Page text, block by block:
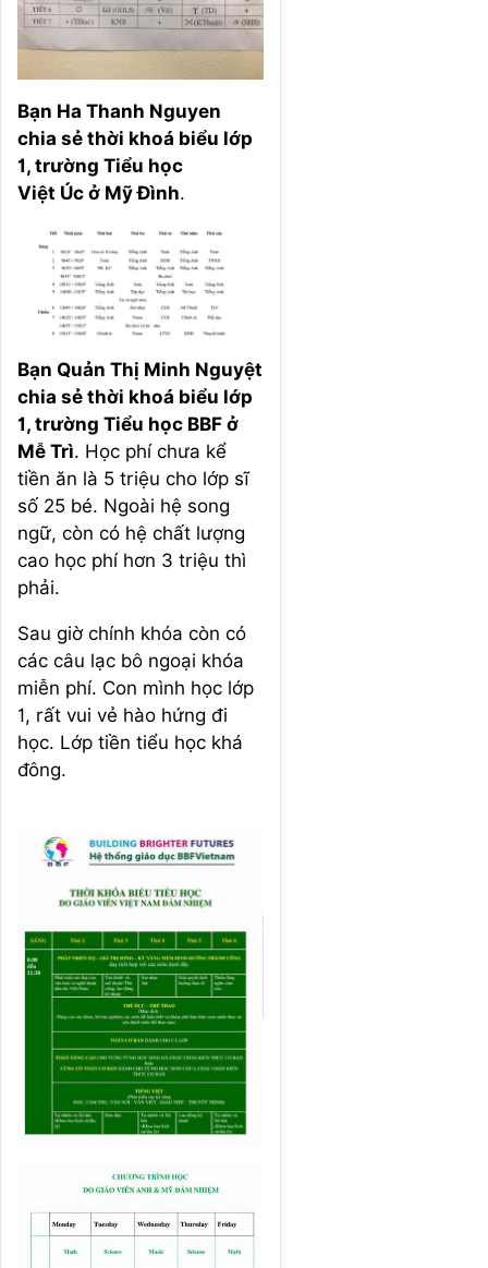
Bạn Ha Thanh Nguyen
chia sẻ thời khoá biểu lớp
1, trường Tiểu học
Việt Úc ở Mỹ Đình.
Bạn Quản Thị Minh Nguyệt
chia sẻ thời khoá biểu lớp
1, trường Tiểu học BBF ở
Mễ Trì. Học phí chưa kể
tiền ăn là 5 triệu cho lớp sĩ
số 25 bé. Ngoài hệ song
ngữ, còn có hệ chất lượng
cao học phí hơn 3 triệu thì
phải.
Sau giờ chính khóa còn có
các câu lạc bô ngoại khóa
miễn phí. Con mình học lớp
1, rất vui vẻ hào hứng đi
học. Lớp tiền tiểu học khá
đông.